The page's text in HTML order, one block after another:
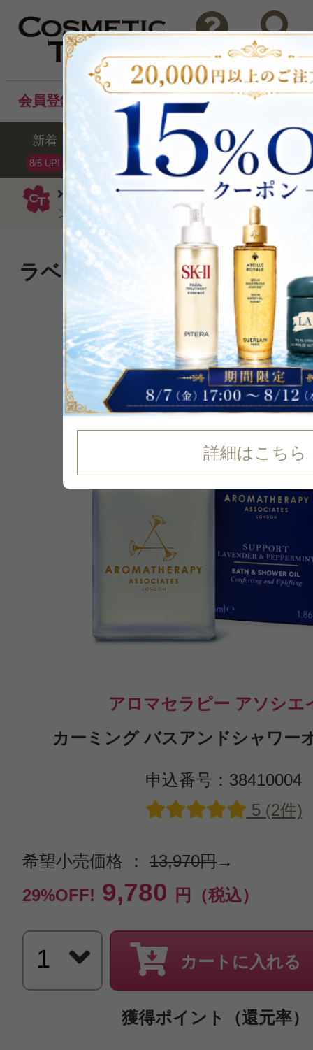
アロマセラピー アソシエイツ
入浴剤
ング バスアンドシャワーオイル55ml
問い合わせ 検索
会員登録後のお買い物でポイントプレゼント！
新着
8/5 UP!
セール ランキング ブ
詳細はこちら
ラベンダーとペパーミントの
た香り
P可
29%
OFF
アロマセラピー アソシエ
カーミング バスアンドシャワー
申込番号：38410004
5 (2件)
希望小売価格 ： 13,970円→
29%OFF! 9,780 円（税込）
カートに入れる
獲得ポイント（還元率）